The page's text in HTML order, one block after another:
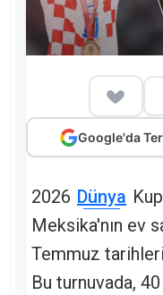
Google'da
2026 Dünya
Meksika'nın ev
Temmuz
Bu turnuvada,